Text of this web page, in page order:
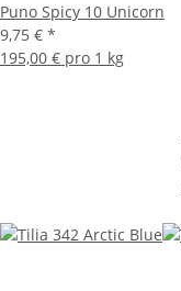
Puno Spicy 10 Unicorn
9,75 € *
195,00 € pro 1 kg